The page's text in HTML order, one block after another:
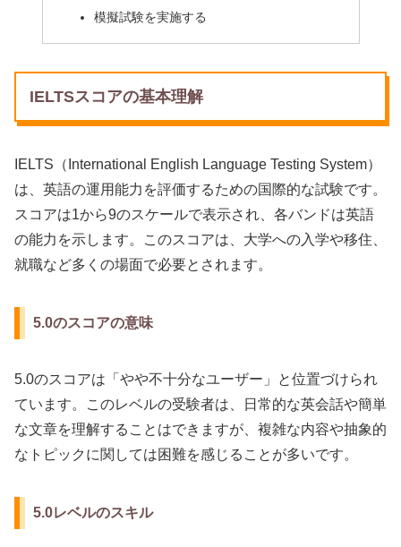
模擬試験を実施する
IELTSスコアの基本理解
IELTS（International English Language Testing System）
は、英語の運用能力を評価するための国際的な試験です。
スコアは1から9のスケールで表示され、各バンドは英語
の能力を示します。このスコアは、大学への入学や移住、
就職など多くの場面で必要とされます。
5.0のスコアの意味
5.0のスコアは「やや不十分なユーザー」と位置づけられ
ています。このレベルの受験者は、日常的な英会話や簡単
な文章を理解することはできますが、複雑な内容や抽象的
なトピックに関しては困難を感じることが多いです。
5.0レベルのスキル